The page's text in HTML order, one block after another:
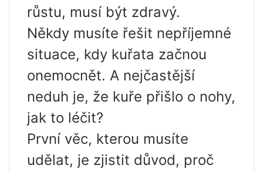
růstu, musí být zdravý.
Někdy musíte řešit nepříjemné
situace, kdy kuřata začnou
onemocnět. A nejčastější
neduh je, že kuře přišlo o nohy,
jak to léčit?
První věc, kterou musíte
udělat, je zjistit důvod, proč